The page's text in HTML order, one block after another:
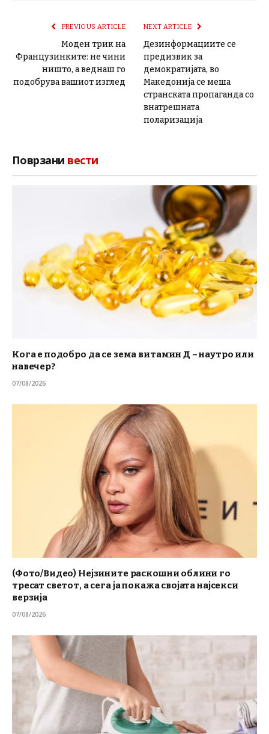
PREVIOUS ARTICLE
Моден трик на
Французинките: не чини
ништо, а веднаш го
подобрува вашиот изглед
NEXT ARTICLE
Дезинформациите се
предизвик за
демократијата, во
Македонија се меша
странската пропаганда со
внатрешната
поларизација
Поврзани вести
Кога е подобро да се зема витамин Д – наутро или
навечер?
07/08/2026
(Фото/Видео) Нејзините раскошни облини го
тресат светот, а сега ја покажа својата најсекси
верзија
07/08/2026